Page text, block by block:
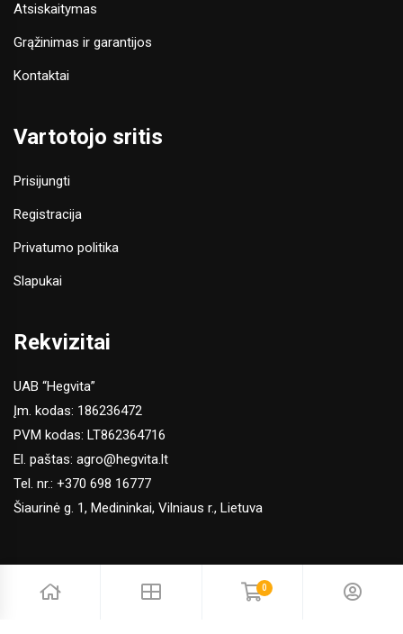
Atsiskaitymas
Grąžinimas ir garantijos
Kontaktai
Vartotojo sritis
Prisijungti
Registracija
Privatumo politika
Slapukai
Rekvizitai
UAB “Hegvita”
Įm. kodas: 186236472
PVM kodas: LT862364716
El. paštas: agro@hegvita.lt
Tel. nr.: +370 698 16777
Šiaurinė g. 1, Medininkai, Vilniaus r., Lietuva
0